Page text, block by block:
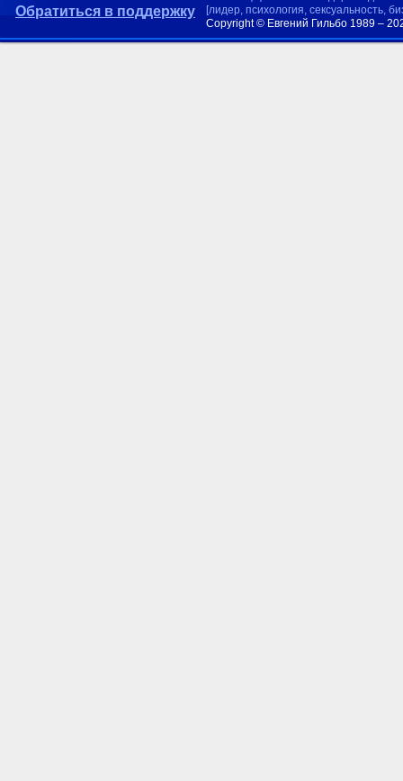
Обратиться в поддержку
[лидер, психология, сексуальность,
Copyright © Евгений Гильбо 1989 –